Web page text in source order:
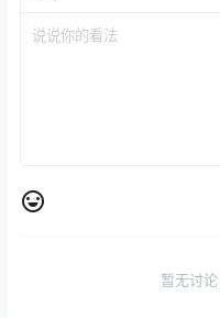
暂无讨